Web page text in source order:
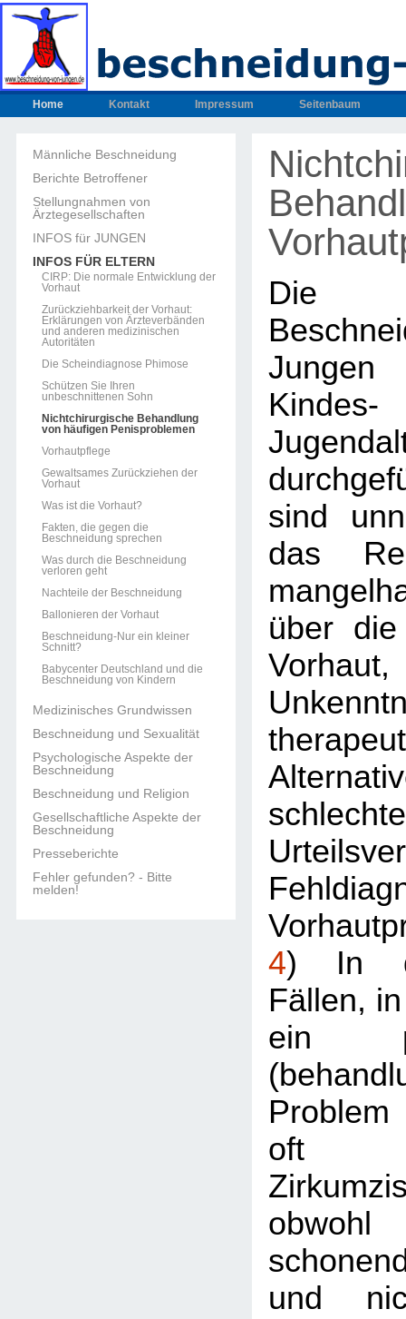
Home Kontakt Impressum Seitenbaum
Männliche Beschneidung
Berichte Betroffener
Stellungnahmen von
Ärztegesellschaften
INFOS für JUNGEN
INFOS FÜR ELTERN
CIRP: Die normale Entwicklung der
Vorhaut
Zurückziehbarkeit der Vorhaut:
Erklärungen von Ärzteverbänden
und anderen medizinischen
Autoritäten
Die Scheindiagnose Phimose
Schützen Sie Ihren
unbeschnittenen Sohn
Nichtchirurgische Behandlung
von häufigen Penisproblemen
Vorhautpflege
Gewaltsames Zurückziehen der
Vorhaut
Was ist die Vorhaut?
Fakten, die gegen die
Beschneidung sprechen
Was durch die Beschneidung
verloren geht
Nachteile der Beschneidung
Ballonieren der Vorhaut
Beschneidung-Nur ein kleiner
Schnitt?
Babycenter Deutschland und die
Beschneidung von Kindern
Medizinisches Grundwissen
Beschneidung und Sexualität
Psychologische Aspekte der
Beschneidung
Beschneidung und Religion
Gesellschaftliche Aspekte der
Beschneidung
Presseberichte
Fehler gefunden? - Bitte
melden!
Die
Jungen
sind
das
über
4) In
Fällen,
ein
oft
und